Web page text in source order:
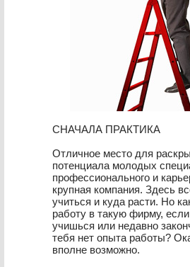
СНАЧАЛА ПРАКТИКА
Отличное место для
потенциала молодых
профессионального и
крупная компания. Здесь
учиться и куда расти. Но
работу в такую фирму,
учишься или недавно
тебя нет опыта работы?
вполне возможно.